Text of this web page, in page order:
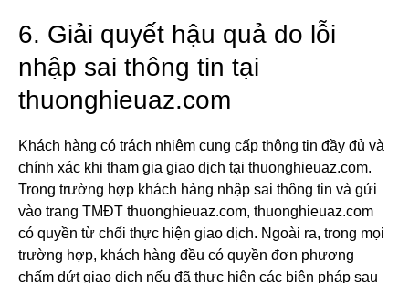
6. Giải quyết hậu quả do lỗi
nhập sai thông tin tại
thuonghieuaz.com
Khách hàng có trách nhiệm cung cấp thông tin đầy đủ và
chính xác khi tham gia giao dịch tại thuonghieuaz.com.
Trong trường hợp khách hàng nhập sai thông tin và gửi
vào trang TMĐT thuonghieuaz.com, thuonghieuaz.com
có quyền từ chối thực hiện giao dịch. Ngoài ra, trong mọi
trường hợp, khách hàng đều có quyền đơn phương
chấm dứt giao dịch nếu đã thực hiện các biện pháp sau